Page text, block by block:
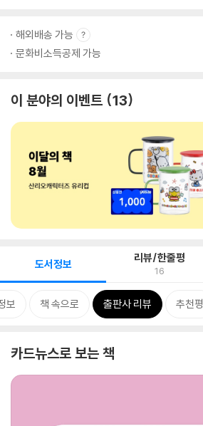
해외배송 가능
문화비소득공제 가능
이 분야의 이벤트 13
도서정보 리뷰/한줄평
16
보 책 속으로 출판사 리뷰 추천평
카드뉴스로 보는 책